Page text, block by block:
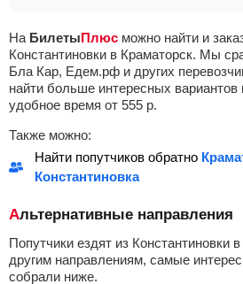
На БилетыПлюс можно найти и
Константиновки в Краматорск. Мы
Бла Кар, Едем.рф и других
найти больше интересных
удобное время от 555 р.
Также можно:
Найти попутчиков обратно
Константиновка
Альтернативные направления
Попутчики ездят из Константиновки
другим направлениям, самые
собрали ниже.